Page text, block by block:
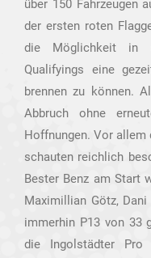
über 150 Fahrzeugen
der ersten roten
die Möglichkeit in
Qualifyings eine
brennen zu können.
Abbruch ohne
Hoffnungen. Vor allem
schauten reichlich
Bester Benz am Start
Maximillian Götz,
immerhin P13 von 33
die Ingolstädter Pro